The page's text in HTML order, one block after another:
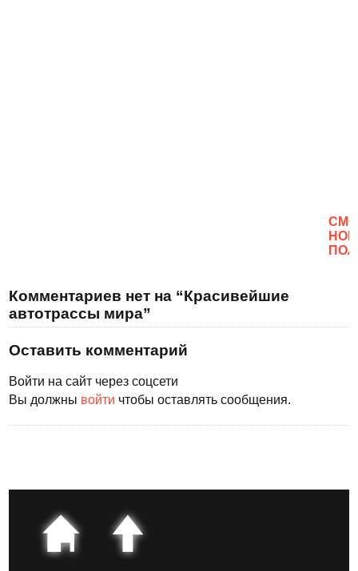
Комментариев нет на “Красивейшие
автотрассы мира”
Оставить комментарий
Войти на сайт через соцсети
Вы должны войти чтобы оставлять сообщения.